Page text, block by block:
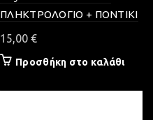
ΠΛΗΚΤΡΟΛΟΓΙΟ + ΠΟΝΤΙΚΙ
15,00 €
Προσθήκη στο καλάθι